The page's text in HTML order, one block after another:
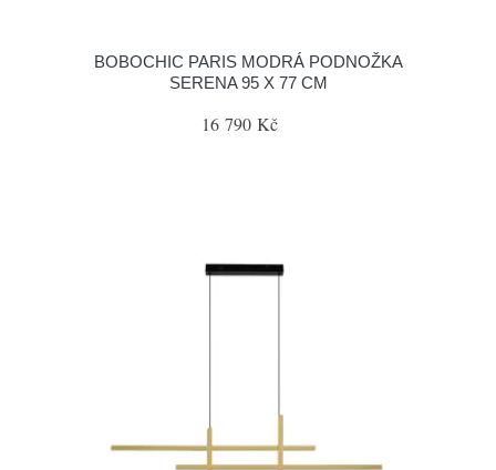
BOBOCHIC PARIS MODRÁ PODNOŽKA
SERENA 95 X 77 CM
16 790 Kč